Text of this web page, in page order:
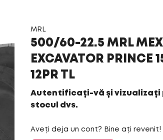
MRL
500/60-22.5 MRL
EXCAVATOR PRINCE
12PR TL
Autentificați-vă și vizualizați
stocul dvs.
Aveți deja un cont? Bine ați revenit!